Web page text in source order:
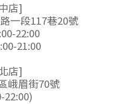
店]
一段117巷20號
22:00
21:00
店]
峨眉街70號
22:00)